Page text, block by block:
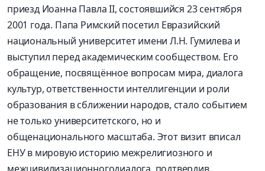
приезд Иоанна ПавлаII, состоявшийся 23 сентября
2001 года. Папа Римский посетил Евразийский
национальный университет имени Л.Н. Гумилева и
выступил перед академическим сообществом. Его
обращение, посвящённое вопросам мира, диалога
культур, ответственности интеллигенции и роли
образования в сближении народов, стало событием
не только университетского, но и
общенационального масштаба. Этот визит вписал
ЕНУ в мировую историю межрелигиозного и